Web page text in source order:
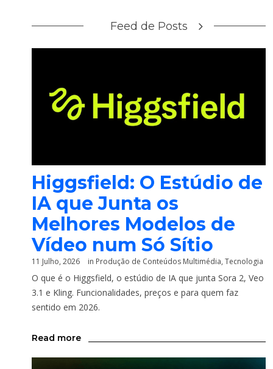
Feed de Posts
Higgsfield: O Estúdio de
IA que Junta os
Melhores Modelos de
Vídeo num Só Sítio
11 Julho, 2026 in Produção de Conteúdos Multimédia, Tecnologia
O que é o Higgsfield, o estúdio de IA que junta Sora 2, Veo
3.1 e Kling. Funcionalidades, preços e para quem faz
sentido em 2026.
Read more